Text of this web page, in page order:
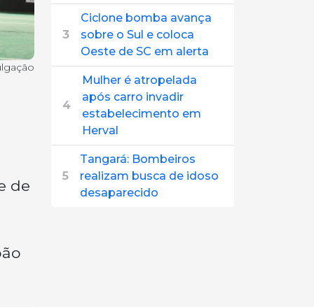
de
3
Ciclone bomba avança
sobre o Sul e coloca
Oeste de SC em alerta
4
Mulher é atropelada
após carro invadir
estabelecimento em
Herval
5
Tangará: Bombeiros
realizam busca de idoso
desaparecido